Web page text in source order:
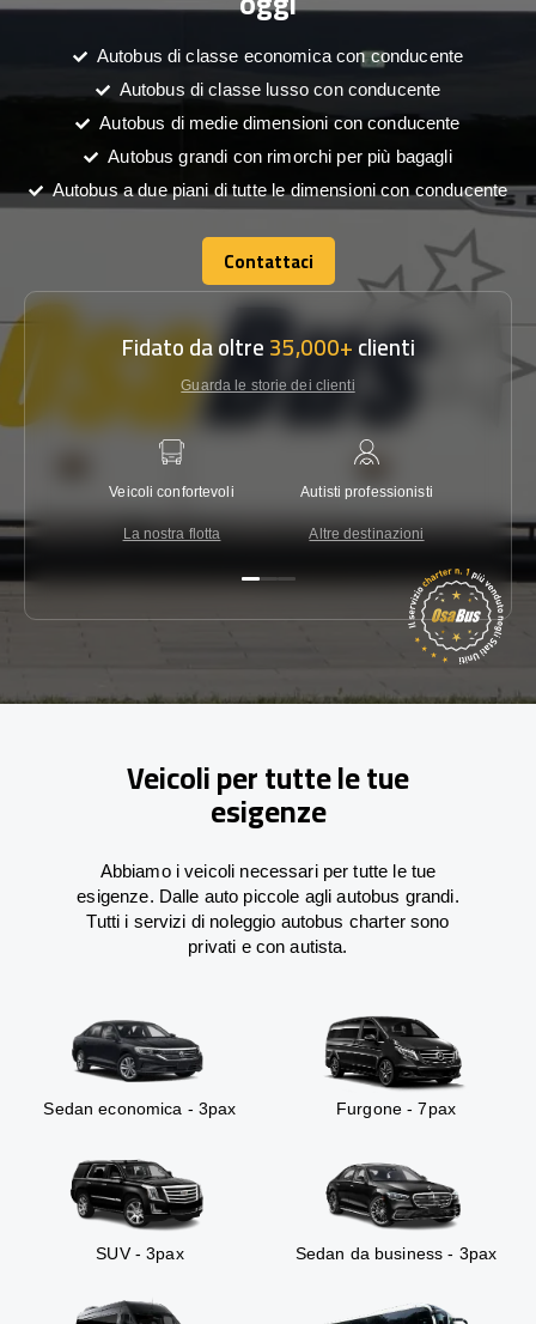
Autobus di classe economica con conducente
Autobus di classe lusso con conducente
Autobus di medie dimensioni con conducente
Autobus grandi con rimorchi per più bagagli
Autobus a due piani di tutte le dimensioni con conducente
Contattaci
Contattaci
Fidato da oltre35,000+clienti
Guarda le storie dei clienti
Veicoli confortevoli
La nostra flotta
Autisti professionisti
Altre destinazioni
Veicoli per tutte le tue
esigenze
Abbiamo i veicoli necessari per tutte le tue
esigenze. Dalle auto piccole agli autobus grandi.
Tutti i servizi di noleggio autobus charter sono
privati e con autista.
Sedan economica - 3pax Furgone - 7pax
SUV - 3pax Sedan da business - 3pax